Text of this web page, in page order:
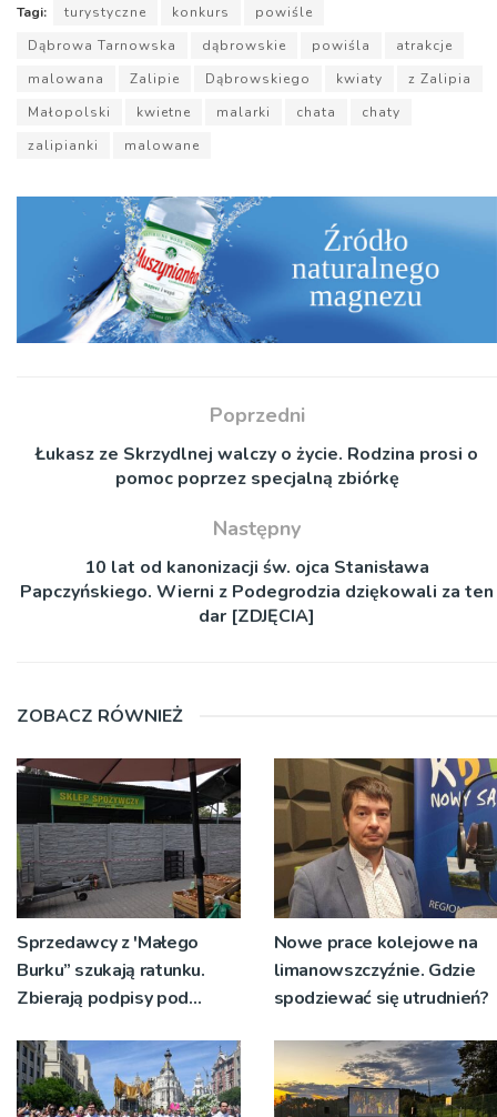
Tagi: turystyczne konkurs
powiśle
Dąbrowa Tarnowska
dąbrowskie powiśla
atrakcje
malowana
Zalipie Dąbrowskiego kwiaty
z Zalipia
Małopolski
kwietne malarki chata
chaty
zalipianki
malowane
Poprzedni
Łukasz ze Skrzydlnej walczy o życie. Rodzina prosi o
pomoc poprzez specjalną zbiórkę
Następny
10 lat od kanonizacji św. ojca Stanisława
Papczyńskiego. Wierni z Podegrodzia dziękowali za ten
dar [ZDJĘCIA]
ZOBACZ RÓWNIEŻ
Sprzedawcy z 'Małego
Burku” szukają ratunku.
Zbierają podpisy pod
miasta
Nowe prace kolejowe na
limanowszczyźnie. Gdzie
spodziewać się utrudnień?